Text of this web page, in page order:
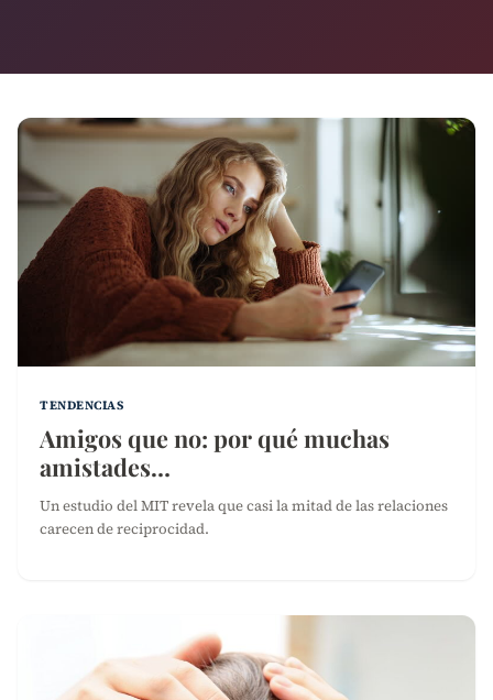
TENDENCIAS
Amigos que no: por qué muchas
amistades…
Un estudio del MIT revela que casi la mitad de las relaciones
carecen de reciprocidad.